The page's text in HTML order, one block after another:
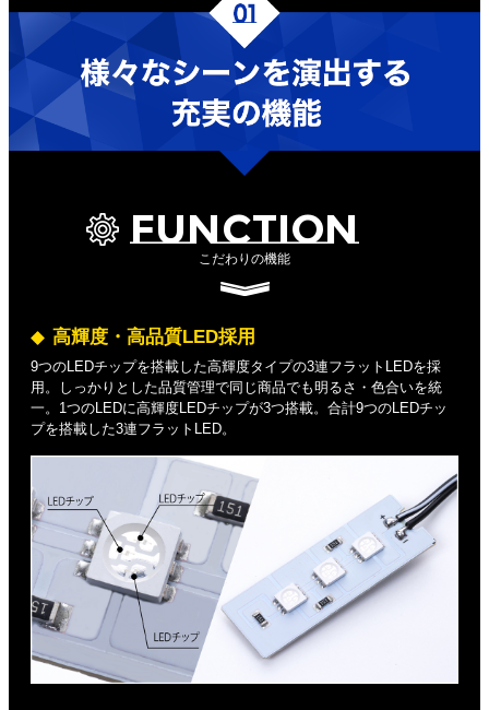
FUNCTION
こだわりの機能
高輝度・高品質LED採用
9つのLEDチップを搭載した高輝度タイプの3連フラットLEDを採
用。しっかりとした品質管理で同じ商品でも明るさ・色合いを統
一。1つのLEDに高輝度LEDチップが3つ搭載。合計9つのLEDチッ
プを搭載した3連フラットLED。